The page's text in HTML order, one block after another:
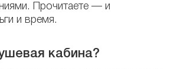
Прочитаете — и
и время.
кабина?